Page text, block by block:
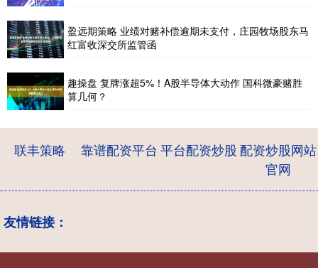
盈远期策略 业绩对赌补偿逾期未支付，庄园牧场股东马
红富收深交所监管函
趣操盘 复牌涨超5%！A股半导体大动作 国科微豪赌胜
算几何？
联丰策略 靠谱配资平台 平台配资炒股配资炒股网站
官网
友情链接：